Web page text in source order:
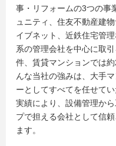
事・リフォームの3つの事
ュニティ、住友不動産建
イブネット、近鉄住宅管
系の管理会社を中心に取
件、賃貸マンションでは
んな当社の強みは、大手
ーとしてすべてを任せて
実績により、設備管理か
プで担える会社として信
ます。